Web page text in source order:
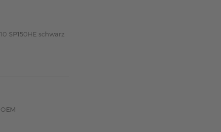
SP150HE schwarz